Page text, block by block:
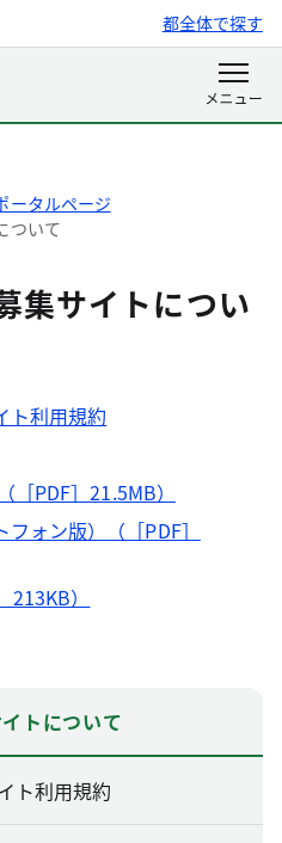
都全体で探す
ータルページ
ついて
集サイトについ
ト利用規約
PDF］21.5MB）
ォン版）（［PDF］
）
トについて
ト利用規約